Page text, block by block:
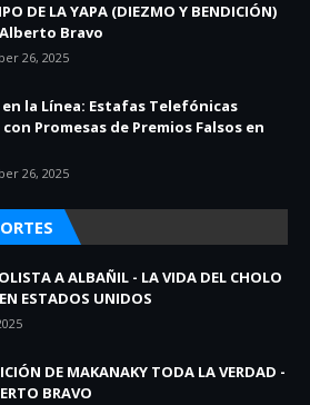
DE LA YAPA (DIEZMO Y BENDICIÓN)
Bravo
26, 2025
la Línea: Estafas Telefónicas
Promesas de Premios Falsos en
26, 2025
A ALBAÑIL - LA VIDA DEL CHOLO
ESTADOS UNIDOS
DE MAKANAKY TODA LA VERDAD -
BRAVO